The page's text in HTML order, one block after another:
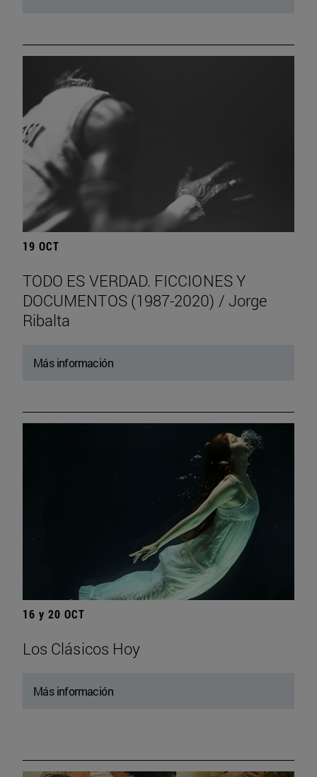
19 OCT
TODO ES VERDAD. FICCIONES Y
DOCUMENTOS (1987-2020) / Jorge
Ribalta
Más información
16 y 20 OCT
Los Clásicos Hoy
Más información